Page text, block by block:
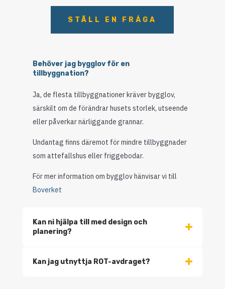
STÄLL EN FRÅGA
Behöver jag bygglov för en
tillbyggnation?
Ja, de flesta tillbyggnationer kräver bygglov,
särskilt om de förändrar husets storlek, utseende
eller påverkar närliggande grannar.
Undantag finns däremot för mindre tillbyggnader
som attefallshus eller friggebodar.
För mer information om bygglov hänvisar vi till
Boverket
Kan ni hjälpa till med design och
planering?
Kan jag utnyttja ROT-avdraget?